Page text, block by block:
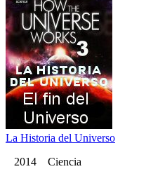
La Historia del Universo
2014 Ciencia